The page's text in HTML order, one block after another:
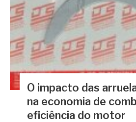
O impacto das
na economia de
eficiência do motor